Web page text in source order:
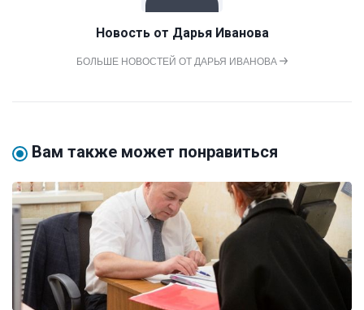
Новость от Дарья Иванова
БОЛЬШЕ НОВОСТЕЙ ОТ ДАРЬЯ ИВАНОВА
Вам также может понравиться